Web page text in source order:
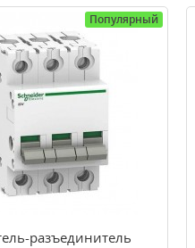
Популярный
разъединитель